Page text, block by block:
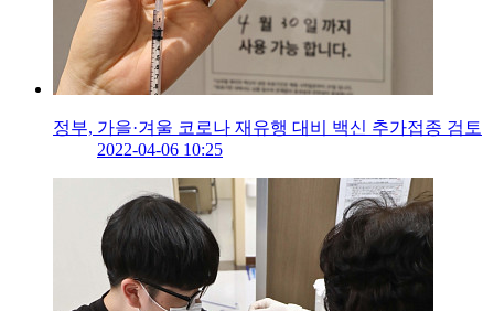
정부, 가을·겨울 코로나 재유행 대비 백신 추가접종 검토
2022-04-06 10:25